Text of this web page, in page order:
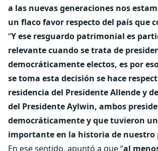
a las nuevas generaciones nos
un flaco favor respecto del país que
“Y ese resguardo patrimonial es
relevante cuando se trata de
democráticamente electos, es por
se toma esta decisión se hace
residencia del Presidente Allende y
del Presidente Aylwin, ambos
democráticamente y que tuvieron
importante en la historia de nuestro
En ese sentido, apuntó a que “al